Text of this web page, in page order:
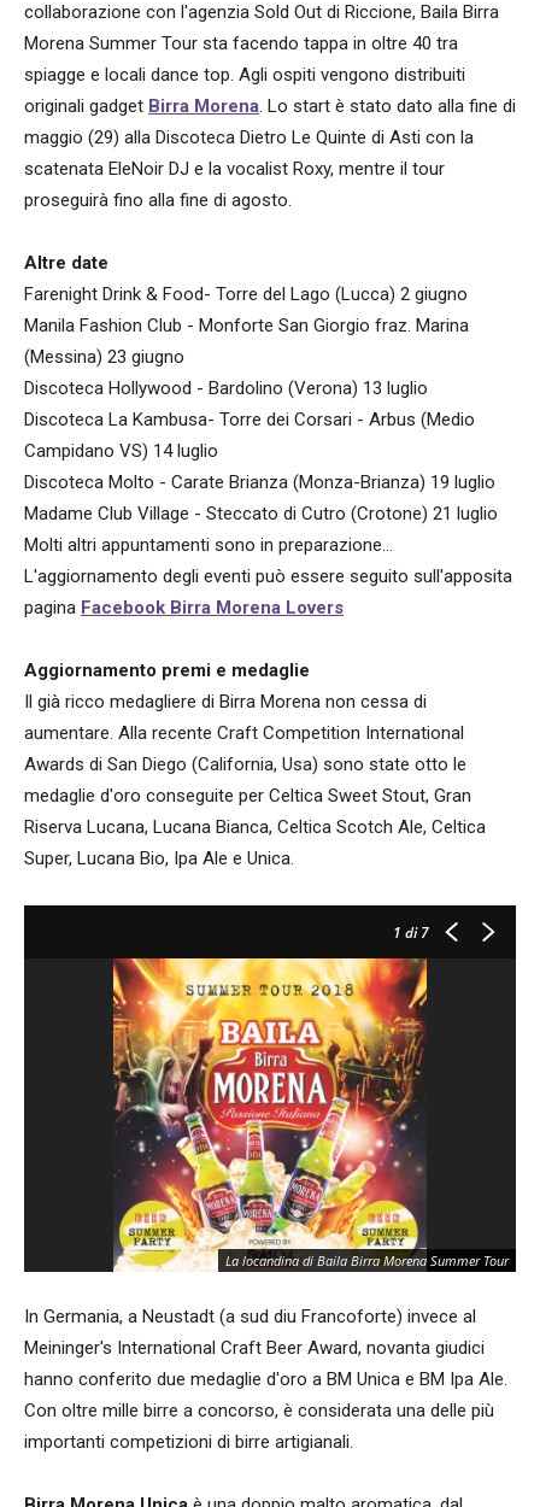
collaborazione con l'agenzia Sold Out di Riccione, Baila Birra
Morena Summer Tour sta facendo tappa in oltre 40 tra
spiagge e locali dance top. Agli ospiti vengono distribuiti
originali gadget Birra Morena. Lo start è stato dato alla fine di
maggio (29) alla Discoteca Dietro Le Quinte di Asti con la
scatenata EleNoir DJ e la vocalist Roxy, mentre il tour
proseguirà fino alla fine di agosto.
Altre date
Farenight Drink & Food- Torre del Lago (Lucca) 2 giugno
Manila Fashion Club - Monforte San Giorgio fraz. Marina
(Messina) 23 giugno
Discoteca Hollywood - Bardolino (Verona) 13 luglio
Discoteca La Kambusa- Torre dei Corsari - Arbus (Medio
Campidano VS) 14 luglio
Discoteca Molto - Carate Brianza (Monza-Brianza) 19 luglio
Madame Club Village - Steccato di Cutro (Crotone) 21 luglio
Molti altri appuntamenti sono in preparazione...
L'aggiornamento degli eventi può essere seguito sull'apposita
pagina Facebook Birra Morena Lovers
Aggiornamento premi e medaglie
Il già ricco medagliere di Birra Morena non cessa di
aumentare. Alla recente Craft Competition International
Awards di San Diego (California, Usa) sono state otto le
medaglie d'oro conseguite per Celtica Sweet Stout, Gran
Riserva Lucana, Lucana Bianca, Celtica Scotch Ale, Celtica
Super, Lucana Bio, Ipa Ale e Unica.
1 di 7
La locandina di Baila Birra Morena Summer Tour
In Germania, a Neustadt (a sud diu Francoforte) invece al
Meininger's International Craft Beer Award, novanta giudici
hanno conferito due medaglie d'oro a BM Unica e BM Ipa Ale.
Con oltre mille birre a concorso, è considerata una delle più
importanti competizioni di birre artigianali.